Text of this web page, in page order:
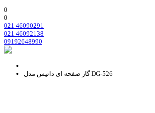
0
0
021 46090291
021 46092138
09192648990
گاز صفحه ای داتیس مدل DG-526